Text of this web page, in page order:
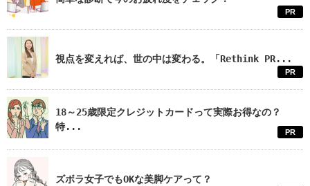
PR
視点を変えれば、世の中は変わる。「Rethink PR...
PR
18～25歳限定クレジットカードって実際お得なの？
特...
PR
ズボラ女子でもOKな美脚ケアって？